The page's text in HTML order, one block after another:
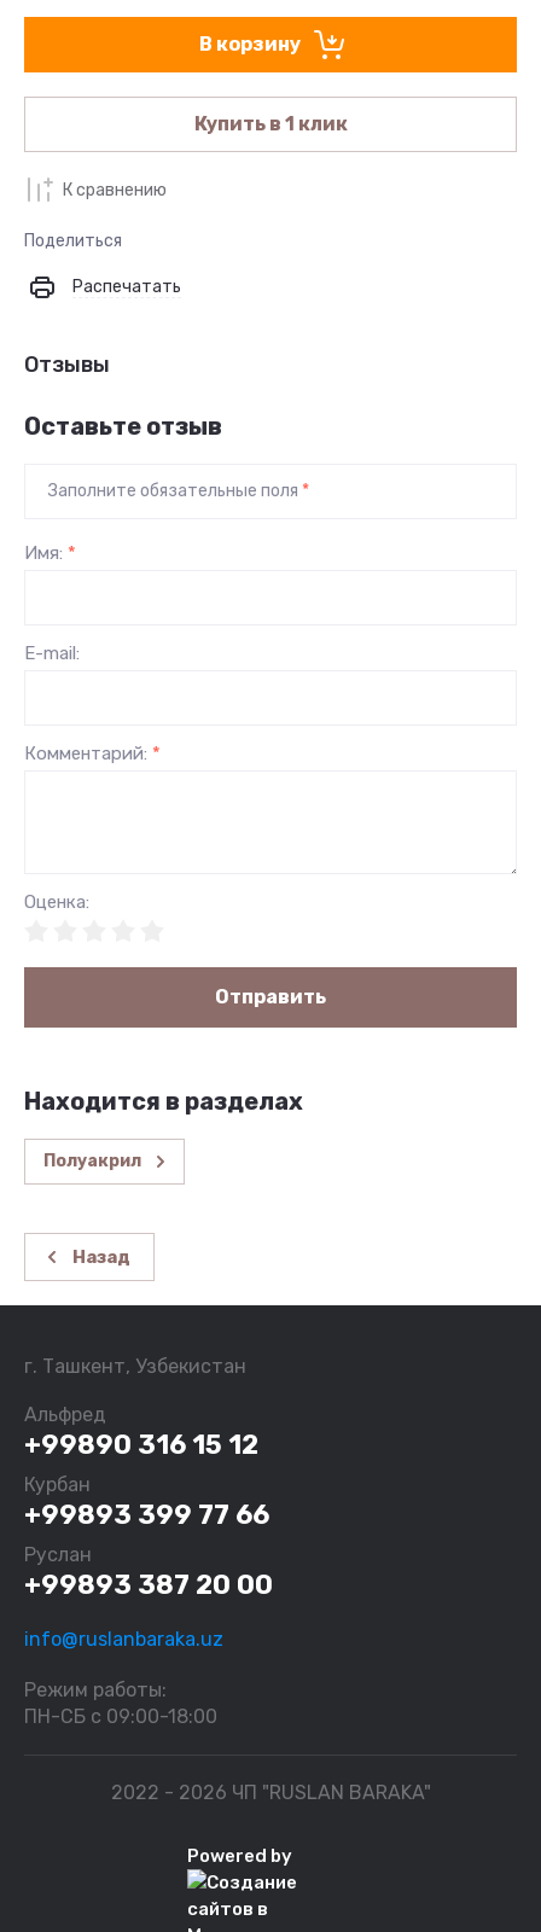
В корзину
Купить в 1 клик
К сравнению
Поделиться
Распечатать
Отзывы
Оставьте отзыв
Заполните обязательные поля *
Имя: *
E-mail:
Комментарий: *
Оценка:
Отправить
Находится в разделах
Полуакрил
Назад
г. Ташкент, Узбекистан
Альфред
+99890 316 15 12
Курбан
+99893 399 77 66
Руслан
+99893 387 20 00
info@ruslanbaraka.uz
Режим работы:
ПН-СБ с 09:00-18:00
2022 - 2026 ЧП "RUSLAN BARAKA"
Powered by